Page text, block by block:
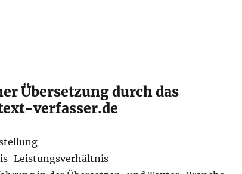
Übersetzung durch das
verfasser.de
Leistungsverhältnis